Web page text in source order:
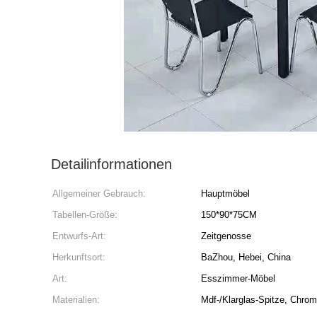
Detailinformationen
Allgemeiner Gebrauch:
Hauptmöbel
Tabellen-Größe:
150*90*75CM
Entwurfs-Art:
Zeitgenosse
Herkunftsort:
BaZhou, Hebei, China
Art:
Esszimmer-Möbel
Materialien:
Mdf-/Klarglas-Spitze,